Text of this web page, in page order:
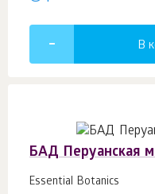
В
БАД Перуанская
Essential Botanics